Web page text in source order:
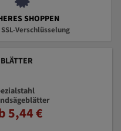
SHOPPEN
Verschlüsselung
5,44 €